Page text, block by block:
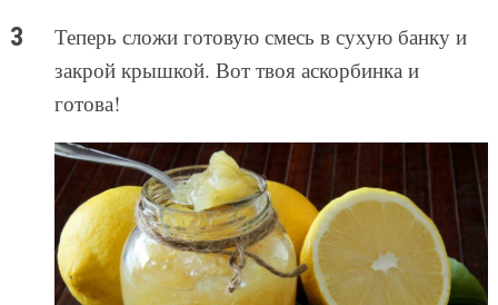
Теперь сложи готовую смесь в сухую банку и
закрой крышкой. Вот твоя аскорбинка и
готова!